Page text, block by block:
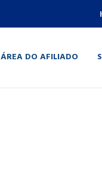
ÁREA DO AFILIADO